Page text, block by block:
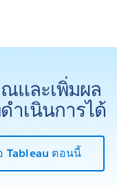
และเพิ่มผล
ำเนินการได้
Tableau ตอนนี้